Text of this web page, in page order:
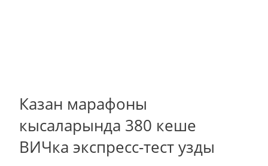
Казан марафоны
кысаларында 380 кеше
ВИЧка экспресс-тест узды